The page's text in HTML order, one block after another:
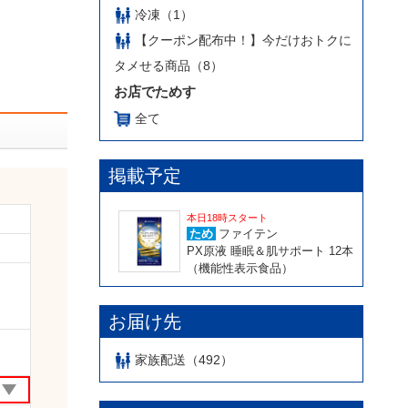
冷凍（1）
【クーポン配布中！】今だけおトクに
タメせる商品（8）
お店でためす
全て
掲載予定
本日18時スタート
ため ファイテン
PX原液 睡眠＆肌サポート 12本
（機能性表示食品）
お届け先
家族配送（492）